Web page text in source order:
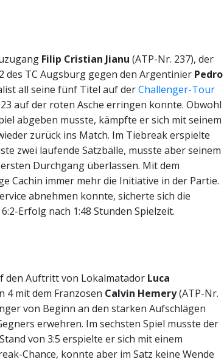
Filip Cristian Jianu (ATP-Nr. 237), der
des TC Augsburg gegen den Argentinier Pedro
all seine fünf Titel auf derChallenger-Tour
auf der roten Asche erringen konnte. Obwohl
abgeben musste, kämpfte er sich mit seinem
zurück ins Match. Im Tiebreak erspielte
zwei laufende Satzbälle, musste aber seinem
Durchgang überlassen. Mit dem
Cachin immer mehr die Initiative in der Partie.
abnehmen konnte, sicherte sich die
Erfolg nach 1:48 Stunden Spielzeit.
den Auftritt von Lokalmatador Luca
4 mit dem Franzosen Calvin Hemery(ATP-Nr.
von Beginn an den starken Aufschlägen
erwehren. Im sechsten Spiel musste der
von 3:5 erspielte er sich mit einem
Chance, konnte aber im Satz keine Wende